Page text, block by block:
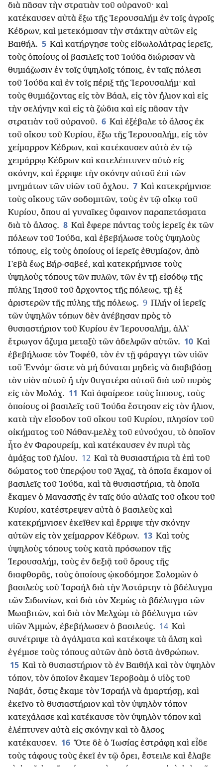
διὰ πᾶσαν τὴν στρατιὰν τοῦ οὐρανοῦ· καὶ
κατέκαυσεν αὐτὰ ἔξω τῆς Ἱερουσαλήμ ἐν τοῖς ἀγροῖς
Κέδρων, καὶ μετεκόμισαν τὴν στάκτην αὐτῶν εἰς
Βαιθήλ. 5 Καὶ κατήργησε τοὺς εἰδωλολάτρας ἱερεῖς,
τοὺς ὁποίους οἱ βασιλεῖς τοῦ Ἰούδα διώρισαν νὰ
θυμιάζωσιν ἐν τοῖς ὑψηλοῖς τόποις, ἐν ταῖς πόλεσι
τοῦ Ἰούδα καὶ ἐν τοῖς πέριξ τῆς Ἱερουσαλήμ· καὶ
τοὺς θυμιάζοντας εἰς τὸν Βάαλ, εἰς τὸν ἥλιον καὶ εἰς
τὴν σελήνην καὶ εἰς τὰ ζώδια καὶ εἰς πᾶσαν τὴν
στρατιὰν τοῦ οὐρανοῦ. 6 Καὶ ἐξέβαλε τὸ ἄλσος ἐκ
τοῦ οἴκου τοῦ Κυρίου, ἔξω τῆς Ἱερουσαλήμ, εἰς τὸν
χείμαρρον Κέδρων, καὶ κατέκαυσεν αὐτὸ ἐν τῷ
χειμάρρῳ Κέδρων καὶ κατελέπτυνεν αὐτὸ εἰς
σκόνην, καὶ ἔρριψε τὴν σκόνην αὐτοῦ ἐπὶ τῶν
μνημάτων τῶν υἱῶν τοῦ ὄχλου. 7 Καὶ κατεκρήμνισε
τοὺς οἴκους τῶν σοδομιτῶν, τοὺς ἐν τῷ οἴκῳ τοῦ
Κυρίου, ὅπου αἱ γυναῖκες ὕφαινον παραπετάσματα
διὰ τὸ ἄλσος. 8 Καὶ ἔφερε πάντας τοὺς ἱερεῖς ἐκ τῶν
πόλεων τοῦ Ἰούδα, καὶ ἐβεβήλωσε τοὺς ὑψηλοὺς
τόπους, εἰς τοὺς ὁποίους οἱ ἱερεῖς ἐθυμίαζον, ἀπὸ
Γεβὰ ἕως Βήρ-σαβεέ, καὶ κατεκρήμνισε τοὺς
ὑψηλοὺς τόπους τῶν πυλῶν, τῶν ἐν τῇ εἰσόδῳ τῆς
πύλης Ἰησοῦ τοῦ ἄρχοντος τῆς πόλεως, τῇ ἐξ
ἀριστερῶν τῆς πύλης τῆς πόλεως. 9 Πλήν οἱ ἱερεῖς
τῶν ὑψηλῶν τόπων δὲν ἀνέβησαν πρὸς τὸ
θυσιαστήριον τοῦ Κυρίου ἐν Ἱερουσαλήμ, ἀλλ᾿
ἔτρωγον ἄζυμα μεταξὺ τῶν ἀδελφῶν αὑτῶν. 10 Καὶ
ἐβεβήλωσε τὸν Τοφέθ, τὸν ἐν τῇ φάραγγι τῶν υἱῶν
τοῦ ᾿Εννόμ· ὥστε νὰ μή δύναται μηδεὶς νὰ διαβιβάσῃ
τὸν υἱὸν αὑτοῦ ἤ τὴν θυγατέρα αὑτοῦ διὰ τοῦ πυρὸς
εἰς τὸν Μολόχ. 11 Καὶ ἀφαίρεσε τοὺς ἵππους, τοὺς
ὁποίους οἱ βασιλεῖς τοῦ Ἰούδα ἔστησαν εἰς τὸν ἥλιον,
κατὰ τὴν εἴσοδον τοῦ οἴκου τοῦ Κυρίου, πλησίον τοῦ
οἰκήματος τοῦ Νάθαν-μελὲχ τοῦ εὐνούχου, τὸ ὁποῖον
ἦτο ἐν Φαρουρείμ, καὶ κατέκαυσεν ἐν πυρὶ τὰς
ἁμάξας τοῦ ἡλίου. 12 Καὶ τὰ θυσιαστήρια τὰ ἐπὶ τοῦ
δώματος τοῦ ὑπερῴου τοῦ Ἄχαζ, τὰ ὁποῖα ἔκαμον οἱ
βασιλεῖς τοῦ Ἰούδα, καὶ τὰ θυσιαστήρια, τὰ ὁποῖα
ἔκαμεν ὁ Μανασσῆς ἐν ταῖς δύο αὐλαῖς τοῦ οἴκου τοῦ
Κυρίου, κατέστρεψεν αὐτὰ ὁ βασιλεὺς καὶ
κατεκρήμνισεν ἐκεῖθεν καὶ ἔρριψε τὴν σκόνην
αὐτῶν εἰς τὸν χείμαρρον Κέδρων. 13 Καὶ τοὺς
ὑψηλοὺς τόπους τοὺς κατὰ πρόσωπον τῆς
Ἱερουσαλήμ, τοὺς ἐν δεξιᾷ τοῦ ὄρους τῆς
διαφθορᾶς, τοὺς ὁποίους ᾠκοδόμησε Σολομὼν ὁ
βασιλεὺς τοῦ Ἰσραήλ διὰ τὴν ᾿Αστάρτην τὸ βδέλυγμα
τῶν Σιδωνίων, καὶ διὰ τὸν Χεμὼς τὸ βδέλυγμα τῶν
Μωαβιτῶν, καὶ διὰ τὸν Μελχὼμ τὸ βδέλυγμα τῶν
υἱῶν ᾿Αμμών, ἐβεβήλωσεν ὁ βασιλεύς. 14 Καὶ
συνέτριψε τὰ ἀγάλματα καὶ κατέκοψε τὰ ἄλση καὶ
ἐγέμισε τοὺς τόπους αὐτῶν ἀπὸ ὀστᾶ ἀνθρώπων.
15 Καὶ τὸ θυσιαστήριον τὸ ἐν Βαιθήλ καὶ τὸν ὑψηλὸν
τόπον, τὸν ὁποῖον ἔκαμεν Ἱεροβοὰμ ὁ υἱὸς τοῦ
Ναβάτ, ὅστις ἔκαμε τὸν Ἰσραήλ νὰ ἁμαρτήσῃ, καὶ
ἐκεῖνο τὸ θυσιαστήριον καὶ τὸν ὑψηλὸν τόπον
κατεχάλασε καὶ κατέκαυσε τὸν ὑψηλὸν τόπον καὶ
ἐλέπτυνεν αὐτὰ εἰς σκόνην καὶ τὸ ἄλσος
κατέκαυσεν. 16 Ὅτε δὲ ὁ Ἰωσίας ἐστράφη καὶ εἶδε
τοὺς τάφους τοὺς ἐκεῖ ἐν τῷ ὄρει, ἔστειλε καὶ ἔλαβε